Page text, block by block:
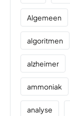
Algemeen
algoritmen
alzheimer
ammoniak
analyse